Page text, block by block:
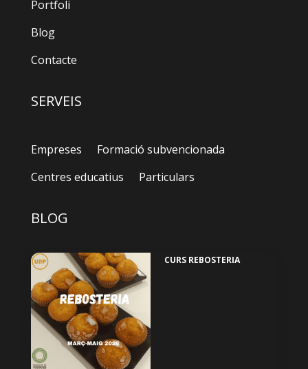
Portfoli
Blog
Contacte
SERVEIS
Empreses
Formació subvencionada
Centres educatius
Particulars
BLOG
CURS REBOSTERIA